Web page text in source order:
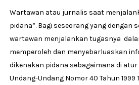
Wartawan atau jurnalis saat
pidana”. Bagi seseorang yang dengan
wartawan menjalankan tugasnya
memperoleh dan menyebarluaskan
dikenakan pidana sebagaimana di atur
Undang-Undang Nomor 40 Tahun 1999